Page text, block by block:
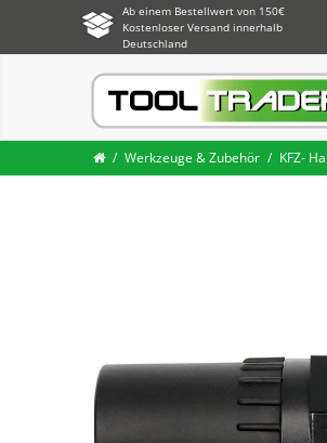
Ab einem Bestellwert von 150€
Kostenloser Versand innerhalb
Deutschland
Werkzeuge & Zubehör KFZ-